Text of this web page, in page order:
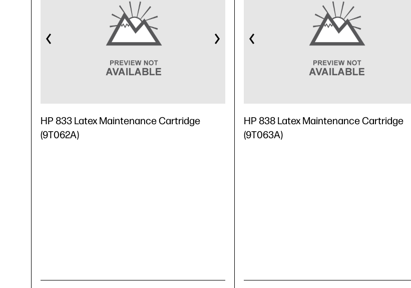
HP 833 Latex Maintenance Cartridge
(9T062A)
HP 838 Latex Maintenance Cartridge
(9T063A)